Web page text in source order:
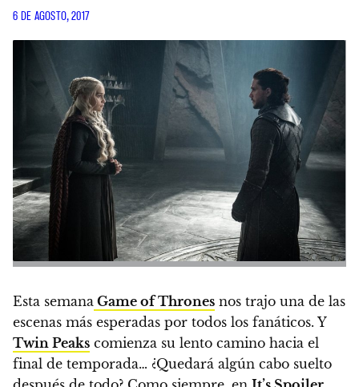
6 DE AGOSTO, 2017
Esta semana Game of Thrones nos trajo una de las
escenas más esperadas por todos los fanáticos. Y
Twin Peaks comienza su lento camino hacia el
final de temporada… ¿Quedará algún cabo suelto